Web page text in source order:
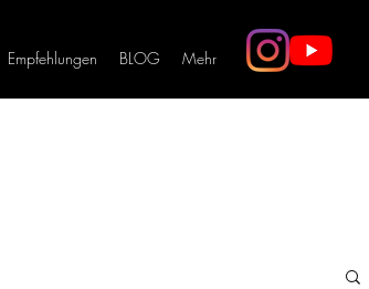
Empfehlungen BLOG Mehr